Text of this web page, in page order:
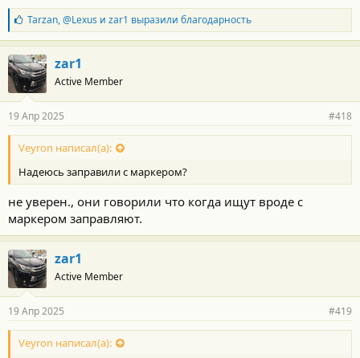
Б
л
а
г
о
д
а
н
о
с
и
:
Tarzan,@Lexus и zar1 выразили благодарность
zar1
Active Member
19 Апр 2025 #418
Veyron написал(а):
Надеюсь заправили с маркером?
не уверен., они говорили что когда ищут вроде с
маркером заправляют.
zar1
Active Member
19 Апр 2025 #419
Veyron написал(а):